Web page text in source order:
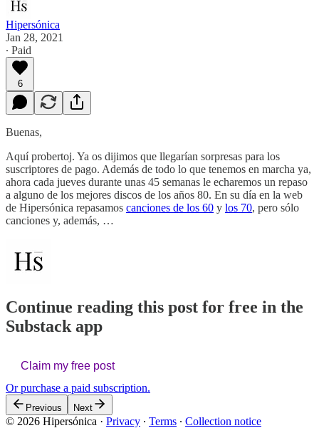
Hipersónica
Jan 28, 2021
∙ Paid
6
Buenas,
Aquí probertoj. Ya os dijimos que llegarían sorpresas para los
suscriptores de pago. Además de todo lo que tenemos en marcha ya,
ahora cada jueves durante unas 45 semanas le echaremos un repaso
a alguno de los mejores discos de los años 80. En su día en la web
de Hipersónica repasamos canciones de los 60 y los 70, pero sólo
canciones y, además, …
Continue reading this post for free in the
Substack app
Claim my free post
Or purchase a paid subscription.
Previous Next
© 2026 Hipersónica · Privacy ∙ Terms ∙ Collection notice